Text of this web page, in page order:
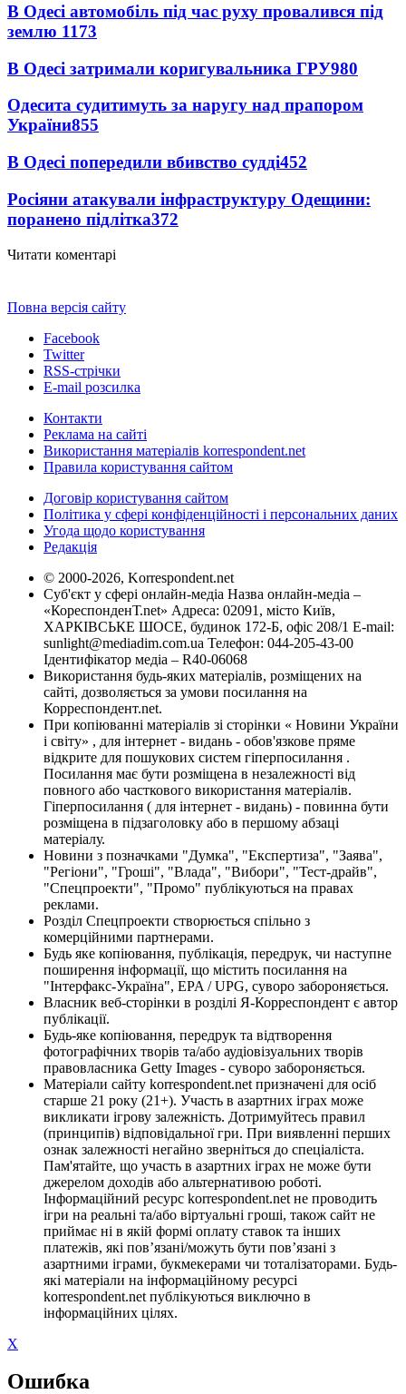
В Одесі автомобіль під час руху провалився під
землю 1173
В Одесі затримали коригувальника ГРУ980
Одесита судитимуть за наругу над прапором
України855
В Одесі попередили вбивство судді452
Росіяни атакували інфраструктуру Одещини:
поранено підлітка372
Читати коментарі
Повна версія сайту
Facebook
Twitter
RSS-стрічки
E-mail розсилка
Контакти
Реклама на сайті
Використання матеріалів korrespondent.net
Правила користування сайтом
Договір користування сайтом
Політика у сфері конфіденційності і персональних даних
Угода щодо користування
Редакція
© 2000-2026, Korrespondent.net
Суб'єкт у сфері онлайн-медіа Назва онлайн-медіа –
«КореспонденТ.net» Адреса: 02091, місто Київ,
ХАРКІВСЬКЕ ШОСЕ, будинок 172-Б, офіс 208/1 E-mail:
sunlight@mediadim.com.ua Телефон: 044-205-43-00
Ідентифікатор медіа – R40-06068
Використання будь-яких матеріалів, розміщених на
сайті, дозволяється за умови посилання на
Корреспондент.net.
При копіюванні матеріалів зі сторінки « Новини України
і світу» , для інтернет - видань - обов'язкове пряме
відкрите для пошукових систем гіперпосилання .
Посилання має бути розміщена в незалежності від
повного або часткового використання матеріалів.
Гіперпосилання ( для інтернет - видань) - повинна бути
розміщена в підзаголовку або в першому абзаці
матеріалу.
Новини з позначками "Думка", "Експертиза", "Заява",
"Регіони", "Гроші", "Влада", "Вибори", "Тест-драйв",
"Спецпроекти", "Промо" публікуються на правах
реклами.
Розділ Спецпроекти створюється спільно з
комерційними партнерами.
Будь яке копіювання, публікація, передрук, чи наступне
поширення інформації, що містить посилання на
"Інтерфакс-Україна", EPA / UPG, суворо забороняється.
Власник веб-сторінки в розділі Я-Корреспондент є автор
публікації.
Будь-яке копіювання, передрук та відтворення
фотографічних творів та/або аудіовізуальних творів
правовласника Getty Images - суворо забороняється.
Матеріали сайту korrespondent.net призначені для осіб
старше 21 року (21+). Участь в азартних іграх може
викликати ігрову залежність. Дотримуйтесь правил
(принципів) відповідальної гри. При виявленні перших
ознак залежності негайно зверніться до спеціаліста.
Пам'ятайте, що участь в азартних іграх не може бути
джерелом доходів або альтернативою роботі.
Інформаційний ресурс korrespondent.net не проводить
ігри на реальні та/або віртуальні гроші, також сайт не
приймає ні в якій формі оплату ставок та інших
платежів, які пов’язані/можуть бути пов’язані з
азартними іграми, букмекерами чи тоталізаторами. Будь-
які матеріали на інформаційному ресурсі
korrespondent.net публікуються виключно в
інформаційних цілях.
X
Ошибка